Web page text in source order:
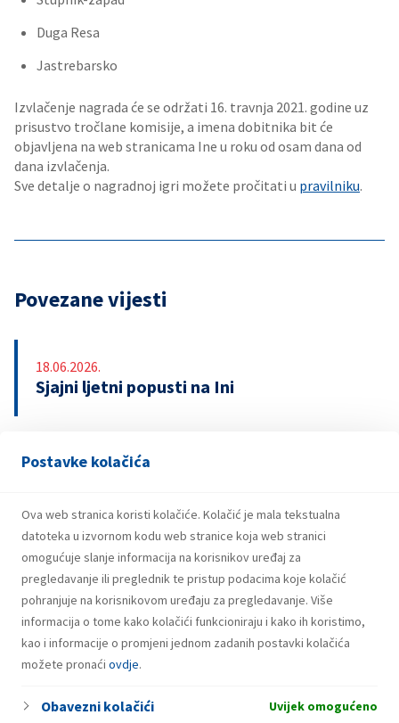
Postavke kolačića
Ova web stranica koristi kolačiće. Kolačić je mala tekstualna
datoteka u izvornom kodu web stranice koja web stranici
omogućuje slanje informacija na korisnikov uređaj za
pregledavanje ili preglednik te pristup podacima koje kolačić
pohranjuje na korisnikovom uređaju za pregledavanje. Više
informacija o tome kako kolačići funkcioniraju i kako ih koristimo,
kao i informacije o promjeni jednom zadanih postavki kolačića
možete pronaći ovdje.
Obavezni kolačići Uvijek omogućeno
Duga Resa
Jastrebarsko
Izvlačenje nagrada će se održati 16. travnja 2021. godine uz
prisustvo tročlane komisije, a imena dobitnika bit će
objavljena na web stranicama Ine u roku od osam dana od
dana izvlačenja.
Sve detalje o nagradnoj igri možete pročitati u pravilniku.
Povezane vijesti
18.06.2026.
Sjajni ljetni popusti na Ini
13.04.2026.
bonovima za gorivo